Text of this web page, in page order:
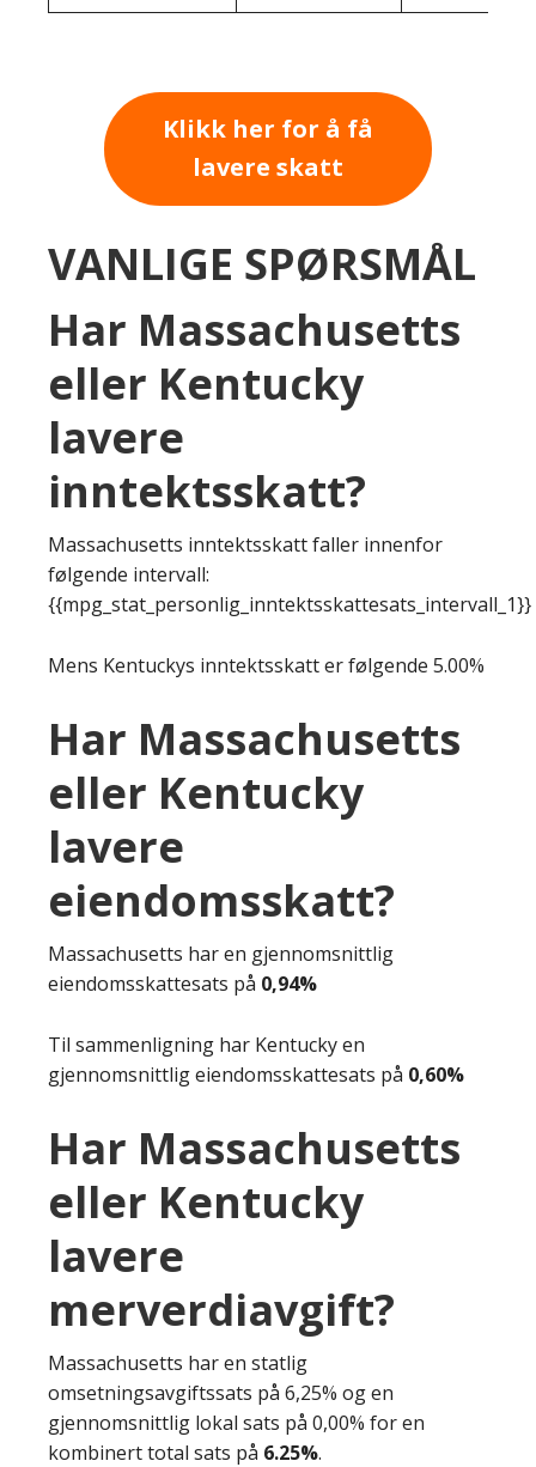
Klikk her for å få
lavere skatt
VANLIGE SPØRSMÅL
Har Massachusetts
eller Kentucky
lavere
inntektsskatt?
Massachusetts inntektsskatt faller innenfor
følgende intervall:
{{mpg_stat_personlig_inntektsskattesats_intervall_1}}
Mens Kentuckys inntektsskatt er følgende 5.00%
Har Massachusetts
eller Kentucky
lavere
eiendomsskatt?
Massachusetts har en gjennomsnittlig
eiendomsskattesats på 0,94%
Til sammenligning har Kentucky en
gjennomsnittlig eiendomsskattesats på 0,60%
Har Massachusetts
eller Kentucky
lavere
merverdiavgift?
Massachusetts har en statlig
omsetningsavgiftssats på 6,25% og en
gjennomsnittlig lokal sats på 0,00% for en
kombinert total sats på 6.25%.